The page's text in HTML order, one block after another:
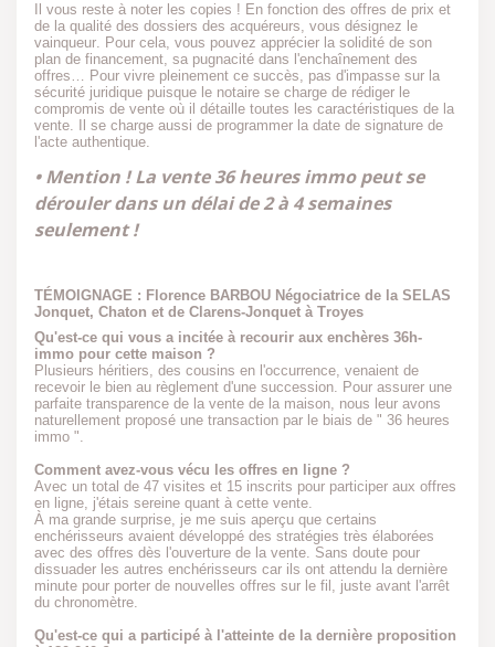
Il vous reste à noter les copies ! En fonction des offres de prix et
de la qualité des dossiers des acquéreurs, vous désignez le
vainqueur. Pour cela, vous pouvez apprécier la solidité de son
plan de financement, sa pugnacité dans l'enchaînement des
offres… Pour vivre pleinement ce succès, pas d'impasse sur la
sécurité juridique puisque le notaire se charge de rédiger le
compromis de vente où il détaille toutes les caractéristiques de la
vente. Il se charge aussi de programmer la date de signature de
l'acte authentique.
• Mention ! La vente 36 heures immo peut se
dérouler dans un délai de 2 à 4 semaines
seulement !
TÉMOIGNAGE : Florence BARBOU Négociatrice de la SELAS
Jonquet, Chaton et de Clarens-Jonquet à Troyes
Qu'est-ce qui vous a incitée à recourir aux enchères 36h-
immo pour cette maison ?
Plusieurs héritiers, des cousins en l'occurrence, venaient de
recevoir le bien au règlement d'une succession. Pour assurer une
parfaite transparence de la vente de la maison, nous leur avons
naturellement proposé une transaction par le biais de " 36 heures
immo ".
Comment avez-vous vécu les offres en ligne ?
Avec un total de 47 visites et 15 inscrits pour participer aux offres
en ligne, j'étais sereine quant à cette vente.
À ma grande surprise, je me suis aperçu que certains
enchérisseurs avaient développé des stratégies très élaborées
avec des offres dès l'ouverture de la vente. Sans doute pour
dissuader les autres enchérisseurs car ils ont attendu la dernière
minute pour porter de nouvelles offres sur le fil, juste avant l'arrêt
du chronomètre.
Qu'est-ce qui a participé à l'atteinte de la dernière proposition